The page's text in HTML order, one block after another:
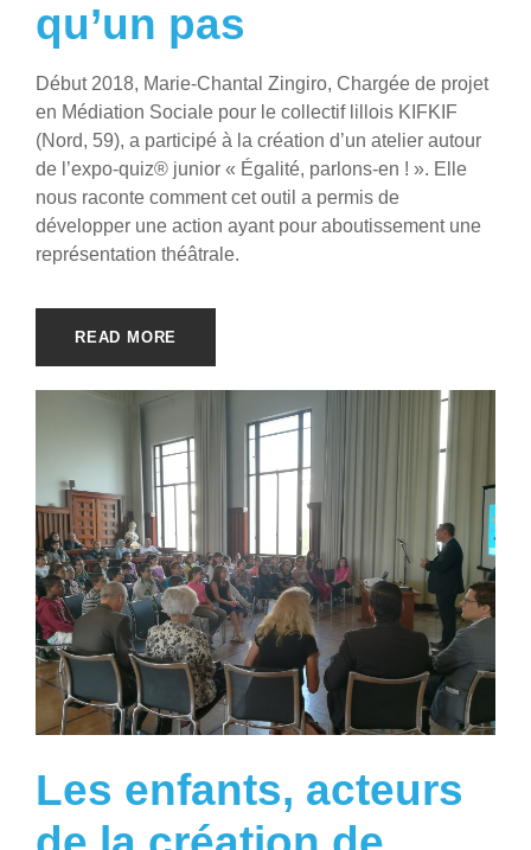
qu’un pas
Début 2018, Marie-Chantal Zingiro, Chargée de projet
en Médiation Sociale pour le collectif lillois KIFKIF
(Nord, 59), a participé à la création d’un atelier autour
de l’expo-quiz® junior « Égalité, parlons-en ! ». Elle
nous raconte comment cet outil a permis de
développer une action ayant pour aboutissement une
représentation théâtrale.
READ MORE
Les enfants, acteurs